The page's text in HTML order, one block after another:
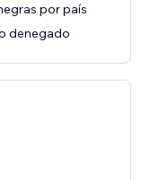
por país
denegado